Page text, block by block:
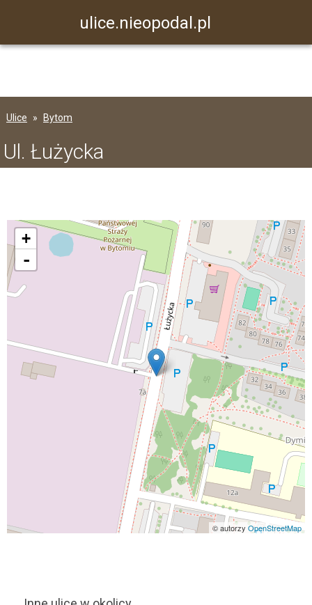
ulice.nieopodal.pl
Ulice Bytom
Ul. Łużycka
+
-
© autorzy OpenStreetMap